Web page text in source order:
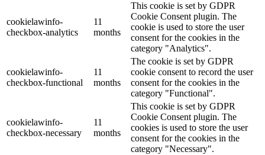
cookielawinfo-
checkbox-analytics
11
months
This cookie is set by GDPR
Cookie Consent plugin. The
cookie is used to store the user
consent for the cookies in the
category "Analytics".
cookielawinfo-
checkbox-functional
11
months
The cookie is set by GDPR
cookie consent to record the user
consent for the cookies in the
category "Functional".
cookielawinfo-
checkbox-necessary
11
months
This cookie is set by GDPR
Cookie Consent plugin. The
cookies is used to store the user
consent for the cookies in the
category "Necessary".